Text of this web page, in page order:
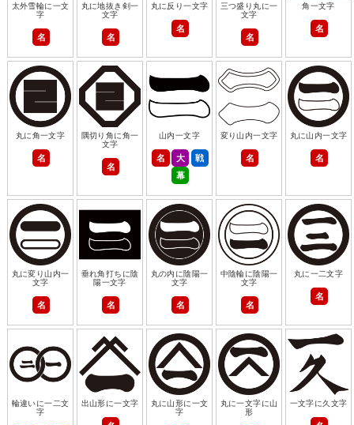
太外雪輪に一文
字
名
丸に地抜き剣一
文字
名
丸に反り一文字
名
三つ盛り丸に一
文字
名
角一文字
名
丸に角一文字
名
隅切り角に角一
文字
名
山内一文字
名 大
戦
幕
変り山内一文字
名
丸に山内一文字
名
丸に変り山内一
文字
名
垂れ角打ちに陰
陽一文字
名
丸の内に陰陽一
文字
名
中陰輪に陰陽一
文字
名
丸に一二文字
名
輪違いに一二文
字
出山形に一文字
丸に山形に一文
字
丸に一文字に山
形
一文字に久文字